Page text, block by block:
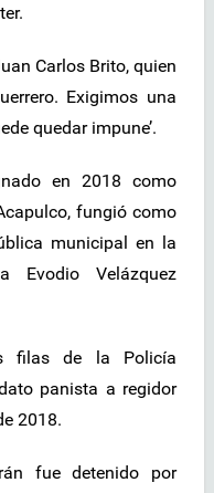
Carlos Brito, quien
Exigimos una
quedar impune’.
en 2018 como
fungió como
municipal en la
Evodio Velázquez
filas de la Policía
panista a regidor
2018.
fue detenido por